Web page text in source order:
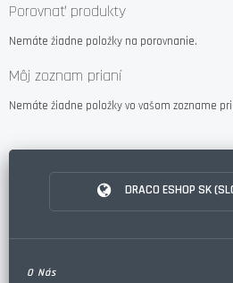
Porovnať produkty
Nemáte žiadne položky na porovnanie.
Môj zoznam prianí
Nemáte žiadne položky vo vašom zozname
DRACO ESHOP SK
O Nás